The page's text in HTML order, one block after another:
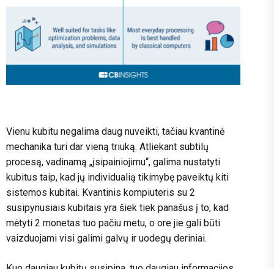
Vienu kubitu negalima daug nuveikti, tačiau kvantinė
mechanika turi dar vieną triuką. Atliekant subtilų
procesą, vadinamą „įsipainiojimu“, galima nustatyti
kubitus taip, kad jų individualią tikimybę paveiktų kiti
sistemos kubitai. Kvantinis kompiuteris su 2
susipynusiais kubitais yra šiek tiek panašus į to, kad
mėtyti 2 monetas tuo pačiu metu, o ore jie gali būti
vaizduojami visi galimi galvų ir uodegų deriniai.